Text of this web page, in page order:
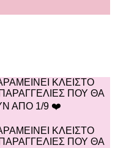
ΚΛΕΙΣΤΟ
ΠΟΥ ΘΑ
ΑΠΟ 1/9 ❤️
ΚΛΕΙΣΤΟ
ΠΟΥ ΘΑ